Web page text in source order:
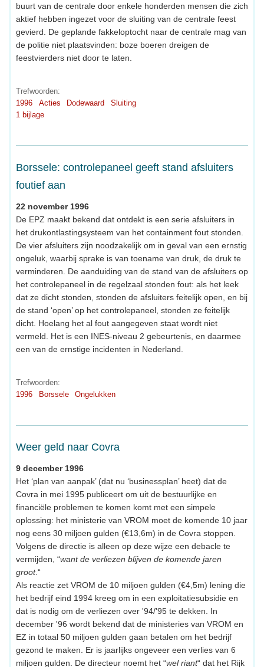
buurt van de centrale door enkele honderden mensen die zich
aktief hebben ingezet voor de sluiting van de centrale feest
gevierd. De geplande fakkeloptocht naar de centrale mag van
de politie niet plaatsvinden: boze boeren dreigen de
feestvierders niet door te laten.
Trefwoorden:
1996
Acties Dodewaard
Sluiting
1 bijlage
Borssele: controlepaneel geeft stand afsluiters
foutief aan
22 november 1996
De EPZ maakt bekend dat ontdekt is een serie afsluiters in
het drukontlastingsysteem van het containment fout stonden.
De vier afsluiters zijn noodzakelijk om in geval van een ernstig
ongeluk, waarbij sprake is van toename van druk, de druk te
verminderen. De aanduiding van de stand van de afsluiters op
het controlepaneel in de regelzaal stonden fout: als het leek
dat ze dicht stonden, stonden de afsluiters feitelijk open, en bij
de stand ‘open’ op het controlepaneel, stonden ze feitelijk
dicht. Hoelang het al fout aangegeven staat wordt niet
vermeld. Het is een INES-niveau 2 gebeurtenis, en daarmee
een van de ernstige incidenten in Nederland.
Trefwoorden:
1996
Borssele Ongelukken
Weer geld naar Covra
9 december 1996
Het ‘plan van aanpak’ (dat nu ‘businessplan’ heet) dat de
Covra in mei 1995 publiceert om uit de bestuurlijke en
financiële problemen te komen komt met een simpele
oplossing: het ministerie van VROM moet de komende 10 jaar
nog eens 30 miljoen gulden (€13,6m) in de Covra stoppen.
Volgens de directie is alleen op deze wijze een debacle te
vermijden, “want de verliezen blijven de komende jaren
groot.“
Als reactie zet VROM de 10 miljoen gulden (€4,5m) lening die
het bedrijf eind 1994 kreeg om in een exploitatiesubsidie en
dat is nodig om de verliezen over '94/'95 te dekken. In
december '96 wordt bekend dat de ministeries van VROM en
EZ in totaal 50 miljoen gulden gaan betalen om het bedrijf
gezond te maken. Er is jaarlijks ongeveer een verlies van 6
miljoen gulden. De directeur noemt het “wel riant“ dat het Rijk